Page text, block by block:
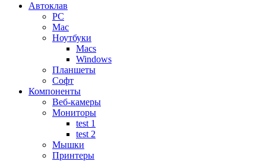
Автоклав
PC
Mac
Ноутбуки
Macs
Windows
Планшеты
Софт
Компоненты
Веб-камеры
Мониторы
test 1
test 2
Мышки
Принтеры